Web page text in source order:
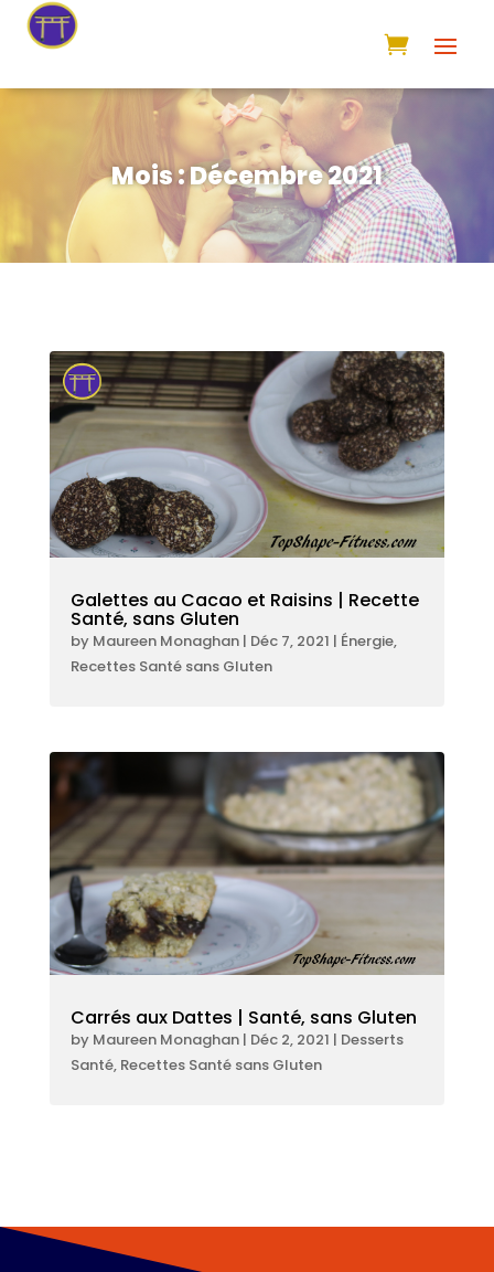
Mois :Décembre 2021
Galettes au Cacao et Raisins | Recette
Santé, sans Gluten
by Maureen Monaghan| Déc 7, 2021 | Énergie,
Recettes Santé sans Gluten
Carrés aux Dattes | Santé, sans Gluten
by Maureen Monaghan| Déc 2, 2021 | Desserts
Santé, Recettes Santé sans Gluten